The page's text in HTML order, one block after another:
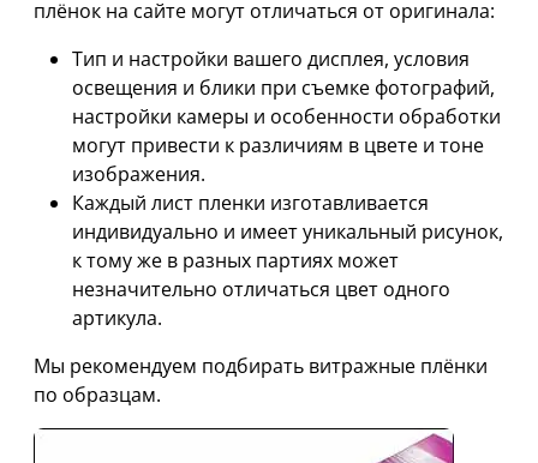
плёнок на сайте могут отличаться от оригинала:
Тип и настройки вашего дисплея, условия
освещения и блики при съемке фотографий,
настройки камеры и особенности обработки
могут привести к различиям в цвете и тоне
изображения.
Каждый лист пленки изготавливается
индивидуально и имеет уникальный рисунок,
к тому же в разных партиях может
незначительно отличаться цвет одного
артикула.
Мы рекомендуем подбирать витражные плёнки
по образцам.